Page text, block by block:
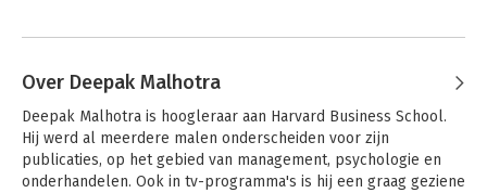
Over Deepak Malhotra
Deepak Malhotra is hoogleraar aan Harvard Business School.
Hij werd al meerdere malen onderscheiden voor zijn
publicaties, op het gebied van management, psychologie en
onderhandelen. Ook in tv-programma's is hij een graag geziene